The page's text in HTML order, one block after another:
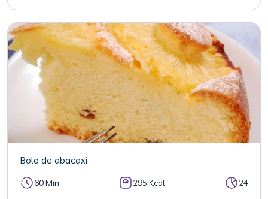
Bolo de abacaxi
60 Min 295 Kcal 24